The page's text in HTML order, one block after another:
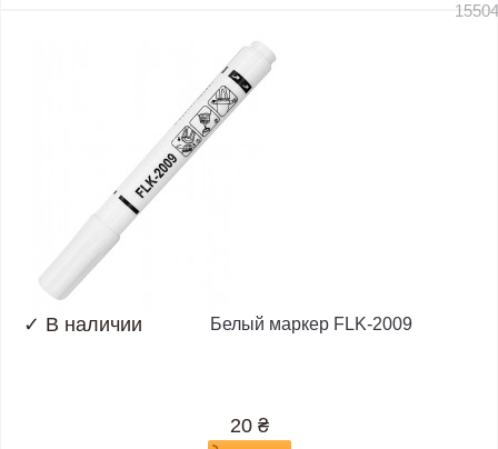
✓ В наличии Белый маркер FLK-2009
20 ₴